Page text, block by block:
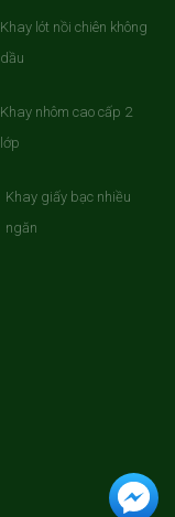
Khay lót nồi chiên không
dầu
Khay nhôm cao cấp 2
lớp
Khay giấy bạc nhiều
ngăn